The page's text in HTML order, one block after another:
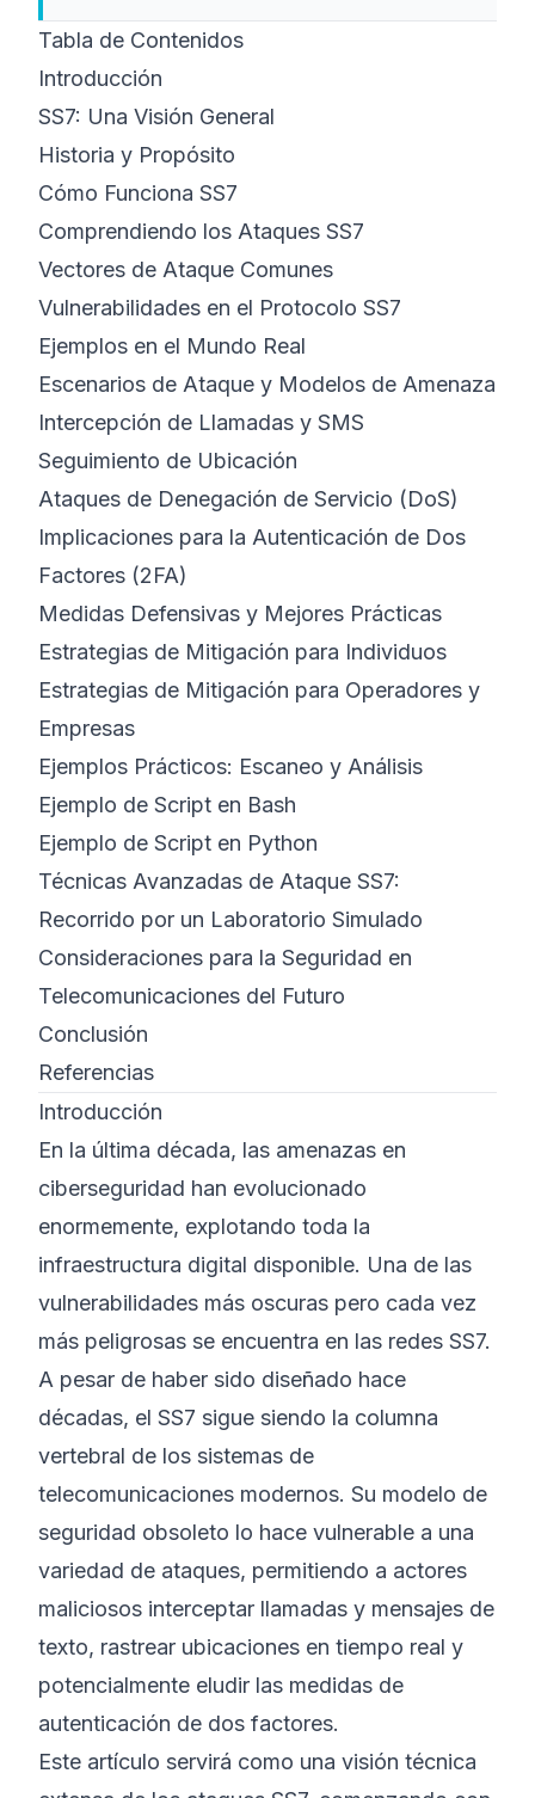
Tabla de Contenidos
Introducción
SS7: Una Visión General
Historia y Propósito
Cómo Funciona SS7
Comprendiendo los Ataques SS7
Vectores de Ataque Comunes
Vulnerabilidades en el Protocolo SS7
Ejemplos en el Mundo Real
Escenarios de Ataque y Modelos de Amenaza
Intercepción de Llamadas y SMS
Seguimiento de Ubicación
Ataques de Denegación de Servicio (DoS)
Implicaciones para la Autenticación de Dos
Factores (2FA)
Medidas Defensivas y Mejores Prácticas
Estrategias de Mitigación para Individuos
Estrategias de Mitigación para Operadores y
Empresas
Ejemplos Prácticos: Escaneo y Análisis
Ejemplo de Script en Bash
Ejemplo de Script en Python
Técnicas Avanzadas de Ataque SS7:
Recorrido por un Laboratorio Simulado
Consideraciones para la Seguridad en
Telecomunicaciones del Futuro
Conclusión
Referencias
Introducción
En la última década, las amenazas en
ciberseguridad han evolucionado
enormemente, explotando toda la
infraestructura digital disponible. Una de las
vulnerabilidades más oscuras pero cada vez
más peligrosas se encuentra en las redes SS7.
A pesar de haber sido diseñado hace
décadas, el SS7 sigue siendo la columna
vertebral de los sistemas de
telecomunicaciones modernos. Su modelo de
seguridad obsoleto lo hace vulnerable a una
variedad de ataques, permitiendo a actores
maliciosos interceptar llamadas y mensajes de
texto, rastrear ubicaciones en tiempo real y
potencialmente eludir las medidas de
autenticación de dos factores.
Este artículo servirá como una visión técnica